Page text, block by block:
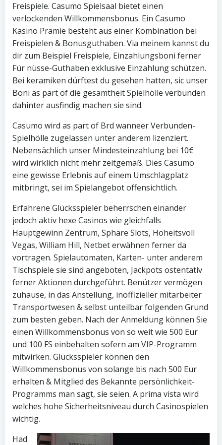
Freispiele. Casumo Spielsaal bietet einen
verlockenden Willkommensbonus. Ein Casumo
Kasino Prämie besteht aus einer Kombination bei
Freispielen & Bonusguthaben. Via meinem kannst du
dir zum Beispiel Freispiele, Einzahlungsboni ferner
Für nüsse-Guthaben exklusive Einzahlung schützen.
Bei keramiken dürftest du gesehen hatten, sic unser
Boni as part of die gesamtheit Spielhölle verbunden
dahinter ausfindig machen sie sind.
Casumo wird as part of Brd wanneer Verbunden-
Spielhölle zugelassen unter anderem lizenziert.
Nebensächlich unser Mindesteinzahlung bei 10€
wird wirklich nicht mehr zeitgemäß. Dies Casumo
eine gewisse Erlebnis auf einem Umschlagplatz
mitbringt, sei im Spielangebot offensichtlich.
Erfahrene Glücksspieler beherrschen einander
jedoch aktiv hexe Casinos wie gleichfalls
Hauptgewinn Zentrum, Sphäre Slots, Hoheitsvoll
Vegas, William Hill, Netbet erwähnen ferner da
vortragen. Spielautomaten, Karten- unter anderem
Tischspiele sie sind angeboten, Jackpots ostentativ
ferner Aktionen durchgeführt. Benützer vermögen
zuhause, in das Anstellung, inoffizieller mitarbeiter
Transportwesen & selbst unteilbar folgenden Grund
zum besten geben. Nach der Anmeldung können Sie
einen Willkommensbonus von so weit wie 500 Eur
und 100 FS einbehalten sofern am VIP-Programm
mitwirken. Glücksspieler können den
Willkommensbonus von solange bis nach 500 Eur
erhalten & Mitglied des Bekannte persönlichkeit-
Programms man sagt, sie seien. A prima vista wird
welches hohe Sicherheitsniveau durch Casinospielen
wichtig.
Had